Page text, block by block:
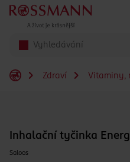
Přeskočit na hlavmní obsah
Zdraví Vitaminy,
Inhalační tyčinka
Saloos